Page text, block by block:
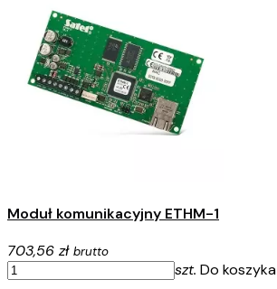
Moduł komunikacyjny ETHM-1
703,56 zł brutto
szt. Do koszyka